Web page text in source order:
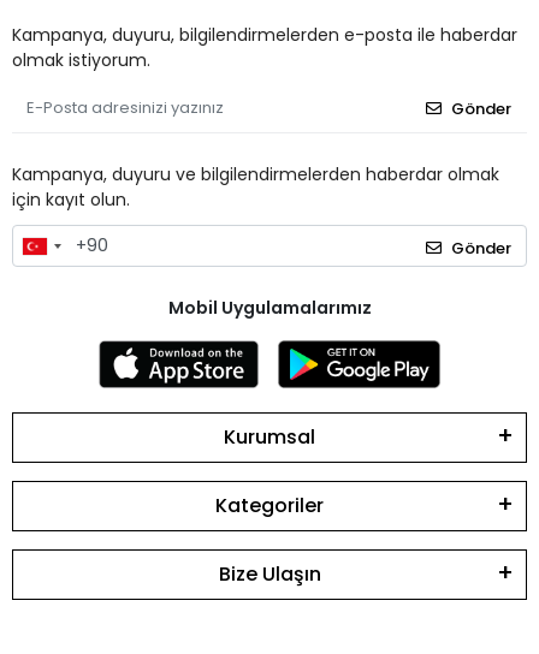
Kampanya, duyuru, bilgilendirmelerden e-posta ile haberdar
olmak istiyorum.
Gönder
Kampanya, duyuru ve bilgilendirmelerden haberdar olmak
için kayıt olun.
Gönder
Mobil Uygulamalarımız
Kurumsal
Kategoriler
Bize Ulaşın